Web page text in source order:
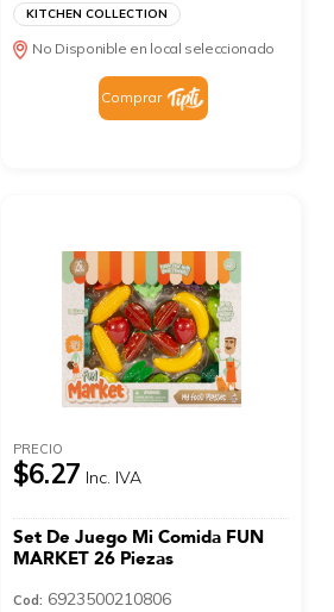
KITCHEN COLLECTION
No Disponible en local seleccionado
Comprar
PRECIO
$6.27 Inc. IVA
Set De Juego Mi Comida FUN
MARKET 26 Piezas
Cod: 6923500210806